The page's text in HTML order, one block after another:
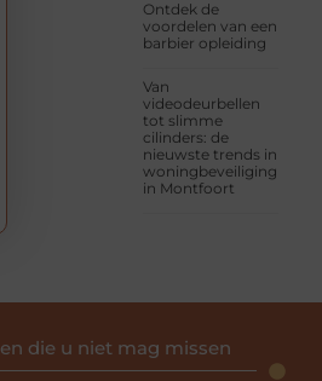
Ontdek de
voordelen van een
barbier opleiding
Van
videodeurbellen
tot slimme
cilinders: de
nieuwste trends in
woningbeveiliging
in Montfoort
die u niet mag missen